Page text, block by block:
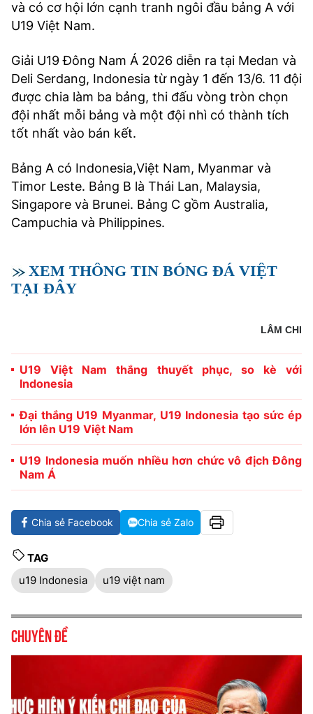
và có cơ hội lớn cạnh tranh ngôi đầu bảng A với
U19 Việt Nam.
Giải U19 Đông Nam Á 2026 diễn ra tại Medan và
Deli Serdang, Indonesia từ ngày 1 đến 13/6. 11 đội
được chia làm ba bảng, thi đấu vòng tròn chọn
đội nhất mỗi bảng và một đội nhì có thành tích
tốt nhất vào bán kết.
Bảng A có Indonesia,Việt Nam, Myanmar và
Timor Leste. Bảng B là Thái Lan, Malaysia,
Singapore và Brunei. Bảng C gồm Australia,
Campuchia và Philippines.
XEM THÔNG TIN BÓNG ĐÁ VIỆT
TẠI ĐÂY
LÂM CHI
U19 Việt Nam thắng thuyết phục, so kè với
Indonesia
Đại thắng U19 Myanmar, U19 Indonesia tạo sức ép
lớn lên U19 Việt Nam
U19 Indonesia muốn nhiều hơn chức vô địch Đông
Nam Á
Chia sẻ Facebook Chia sẻ Zalo
TAG
u19 Indonesia
u19 việt nam
Chuyên đề